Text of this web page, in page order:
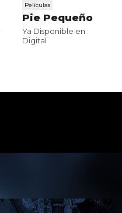
Películas
Pie Pequeño
Ya Disponible en
Digital